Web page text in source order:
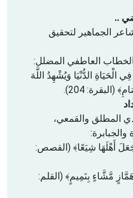
..
الجماهير لتحقيق
العاطفي المضلل:
الدُّنْيَا وَيُشْهِدُ اللَّهَ
204).
المطلق والقمعي،
أَهْلَهَا شِيَعًا﴾ (القصص:
تُطِعْ كُلَّ حَلَّافٍ مَّهِينٍ ۝ هَمَّازٍ مَّشَّاءٍ بِنَمِيمٍ﴾ (القلم: